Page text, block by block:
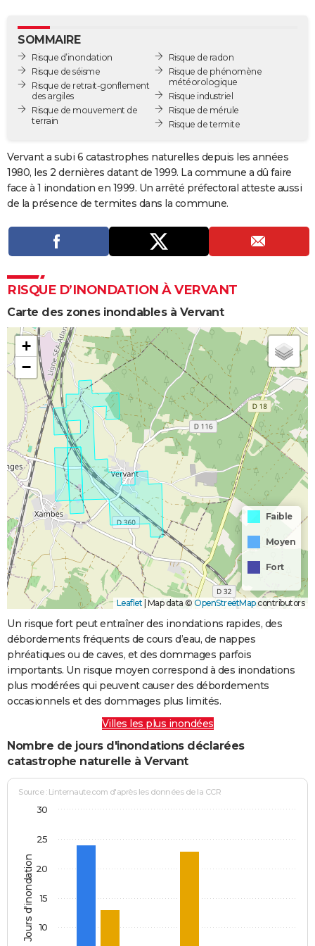
GUIDES D'ACHAT
BONS PLANS
CARTE DE VOEUX
Carte de Noël
Carte Bonne année
Carte Saint-Valentin
Carte Pâques
Carte d'anniversaire
Dictionnaire
Biographies
Citations
Expressions
Proverbes
PROGRAMME TV
COPAINS D'AVANT
SOMMAIRE
Risque d’inondation
Risque de séisme
Risque de retrait-gonflement
des argiles
Risque de mouvement de
terrain
Risque de radon
Risque de phénomène
météorologique
Risque industriel
Risque de mérule
Risque de termite
Vervant a subi 6 catastrophes naturelles depuis les années
1980, les 2 dernières datant de 1999. La commune a dû faire
face à 1 inondation en 1999. Un arrêté préfectoral atteste aussi
de la présence de termites dans la commune.
RISQUE D’INONDATION À VERVANT
Carte des zones inondables à Vervant
+
−
Faible
Moyen
Fort
Leaflet | Map data © OpenStreetMapcontributors
Un risque fort peut entraîner des inondations rapides, des
débordements fréquents de cours d’eau, de nappes
phréatiques ou de caves, et des dommages parfois
importants. Un risque moyen correspond à des inondations
plus modérées qui peuvent causer des débordements
occasionnels et des dommages plus limités.
Villes les plus inondées
Nombre de jours d'inondations déclarées
catastrophe naturelle à Vervant
Jours d'inondation
Source : Linternaute.com d'après les données de la CCR
10
15
20
25
30